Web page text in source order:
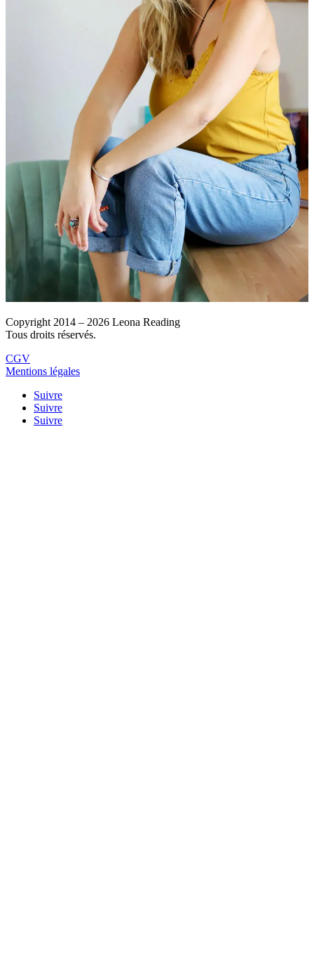
Copyright 2014 – 2026 Leona Reading
Tous droits réservés.
CGV
Mentions légales
Suivre
Suivre
Suivre